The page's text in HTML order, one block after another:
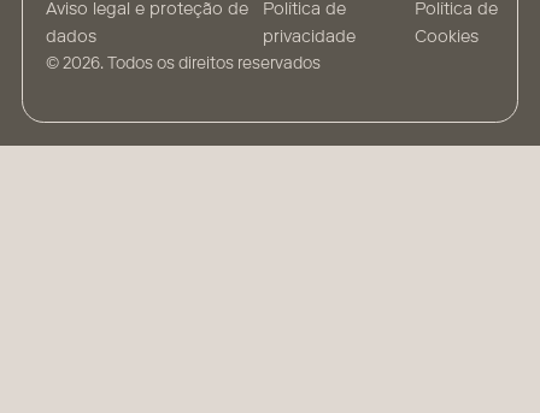
© 2026. Todos os direitos reservados
Aviso legal e proteção de
dados
Política de
privacidade
Política de
Cookies